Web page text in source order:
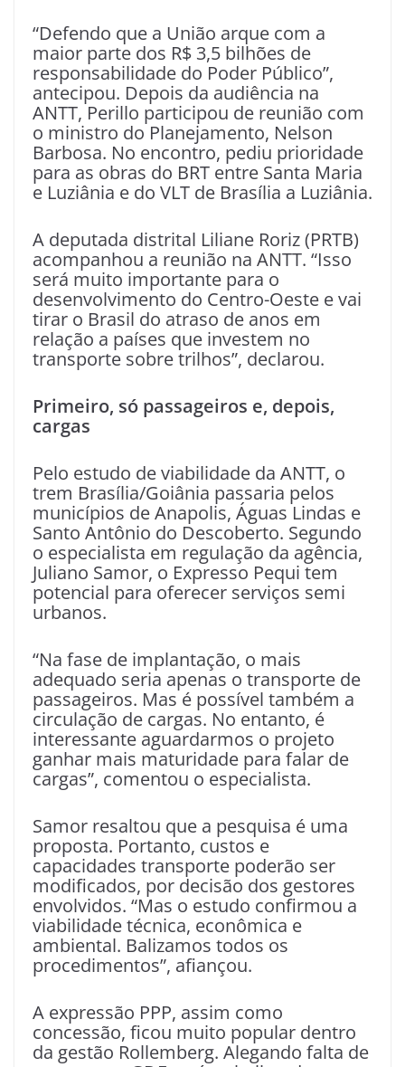
“Defendo que a União arque com a
maior parte dos R$ 3,5 bilhões de
responsabilidade do Poder Público”,
antecipou. Depois da audiência na
ANTT, Perillo participou de reunião com
o ministro do Planejamento, Nelson
Barbosa. No encontro, pediu prioridade
para as obras do BRT entre Santa Maria
e Luziânia e do VLT de Brasília a Luziânia.
A deputada distrital Liliane Roriz (PRTB)
acompanhou a reunião na ANTT. “Isso
será muito importante para o
desenvolvimento do Centro-Oeste e vai
tirar o Brasil do atraso de anos em
relação a países que investem no
transporte sobre trilhos”, declarou.
Primeiro, só passageiros e, depois,
cargas
Pelo estudo de viabilidade da ANTT, o
trem Brasília/Goiânia passaria pelos
municípios de Anapolis, Águas Lindas e
Santo Antônio do Descoberto. Segundo
o especialista em regulação da agência,
Juliano Samor, o Expresso Pequi tem
potencial para oferecer serviços semi
urbanos.
“Na fase de implantação, o mais
adequado seria apenas o transporte de
passageiros. Mas é possível também a
circulação de cargas. No entanto, é
interessante aguardarmos o projeto
ganhar mais maturidade para falar de
cargas”, comentou o especialista.
Samor resaltou que a pesquisa é uma
proposta. Portanto, custos e
capacidades transporte poderão ser
modificados, por decisão dos gestores
envolvidos. “Mas o estudo confirmou a
viabilidade técnica, econômica e
ambiental. Balizamos todos os
procedimentos”, afiançou.
A expressão PPP, assim como
concessão, ficou muito popular dentro
da gestão Rollemberg. Alegando falta de